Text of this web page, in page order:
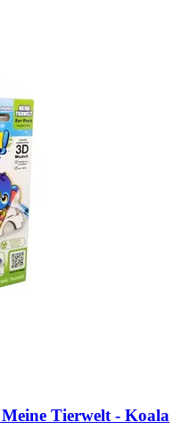
Meine Tierwelt -​ Koala